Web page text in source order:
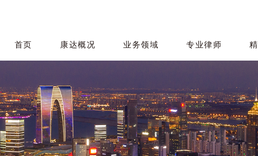
首页 康达概况 业务领域 专业律师